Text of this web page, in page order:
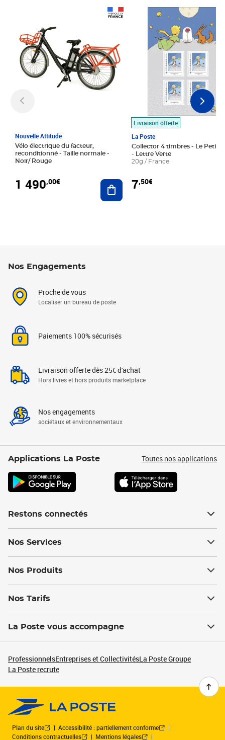
Nouvelle Attitude
Vélo électrique du facteur,
reconditionné - Taille normale -
Noir/ Rouge
1 490,00€ Ajouter au panier
Livraison offerte
La Poste
Collector 4 timbres - Le Petit
- Lettre Verte
20g / France
7,50€
Prix 7,50€
Nos Engagements
Proche de vous
Localiser un bureau de poste
Paiements 100% sécurisés
Livraison offerte dès 25€ d'achat
Hors livres et hors produits marketplace
Nos engagements
sociétaux et environnementaux
Applications La Poste Toutes nos applications
Restons connectés
Nos Services
Nos Produits
Nos Tarifs
La Poste vous accompagne
ProfessionnelsEntreprises et CollectivitésLa Poste Groupe
La Poste recrute
Plan du site
Accessibilité : partiellement conforme
Conditions contractuelles
Mentions légales